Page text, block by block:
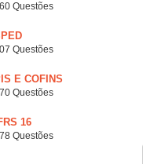
Questões
Questões
E COFINS
Questões
16
Questões